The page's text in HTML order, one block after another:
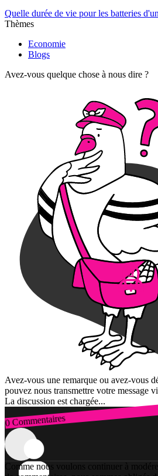
Quelle durée de vie pour les batteries
Thèmes
Economie
Blogs
Avez-vous quelque chose à nous dire ?
Avez-vous une remarque ou avez-vous
pouvez nous transmettre votre message
La discussion est chargée...
0 Commentaires
Connexion
Comme nous voulons continuer à